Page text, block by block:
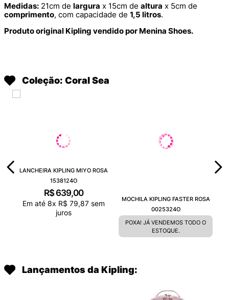
Medidas: 21cm de largura x 15cm de altura x 5cm de
comprimento, com capacidade de 1,5 litros.
Produto original Kipling vendido por Menina Shoes.
Coleção: Coral Sea
LANCHEIRA KIPLING MIYO ROSA
1538124O
R$ 639,00
Em até 8x R$ 79,87sem
juros
MOCHILA KIPLING FASTER ROSA
0025324O
POXA! JÁ VENDEMOS TODO O
ESTOQUE.
Lançamentos da Kipling: